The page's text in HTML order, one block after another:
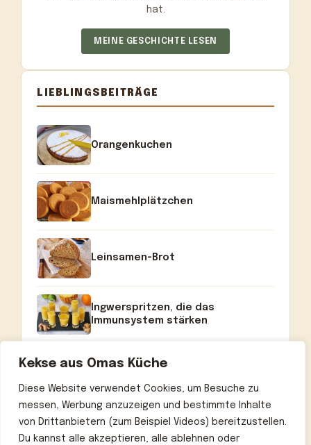
Kekse aus Omas Küche
Diese Website verwendet Cookies, um Besuche zu
messen, Werbung anzuzeigen und bestimmte Inhalte
von Drittanbietern (zum Beispiel Videos) bereitzustellen.
Du kannst alle akzeptieren, alle ablehnen oder
hat.
MEINE GESCHICHTE LESEN
LIEBLINGSBEITRÄGE
Orangenkuchen
Maismehlplätzchen
Leinsamen-Brot
Ingwerspritzen, die das
Immunsystem stärken